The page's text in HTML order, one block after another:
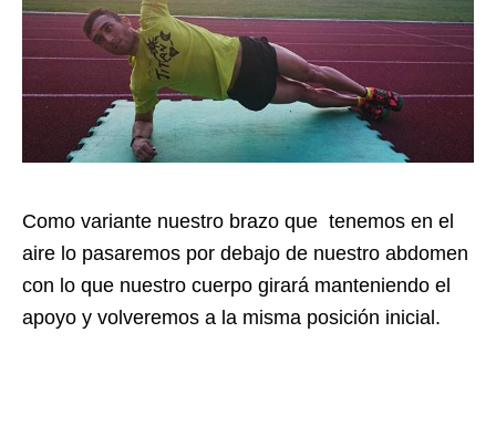
Como variante nuestro brazo que tenemos en el
aire lo pasaremos por debajo de nuestro abdomen
con lo que nuestro cuerpo girará manteniendo el
apoyo y volveremos a la misma posición inicial.